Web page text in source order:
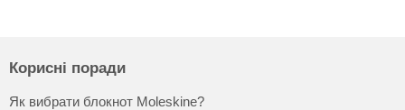
Корисні поради
Як вибрати блокнот Moleskine?